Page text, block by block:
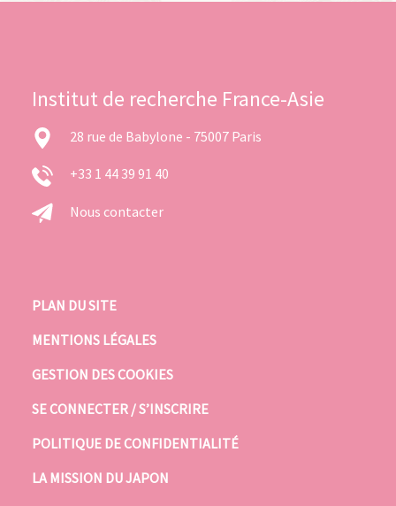
Institut de recherche France-Asie
28 rue de Babylone - 75007 Paris
+33 1 44 39 91 40
Nous contacter
PLAN DU SITE
MENTIONS LÉGALES
GESTION DES COOKIES
SE CONNECTER / S’INSCRIRE
POLITIQUE DE CONFIDENTIALITÉ
LA MISSION DU JAPON